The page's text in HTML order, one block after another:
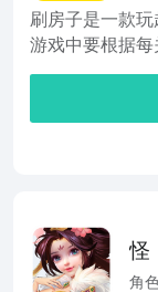
刷房子是一款
游戏中要根据
怪
角